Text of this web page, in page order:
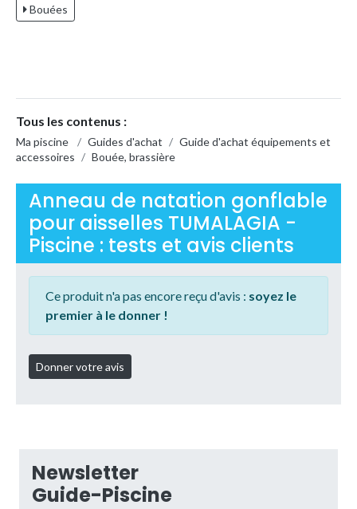
Bouées
Tous les contenus :
Ma piscine / Guides d'achat / Guide d'achat équipements et
accessoires / Bouée, brassière
Anneau de natation gonflable
pour aisselles TUMALAGIA -
Piscine : tests et avis clients
Ce produit n'a pas encore reçu d'avis : soyez le
premier à le donner !
Newsletter
Guide-Piscine